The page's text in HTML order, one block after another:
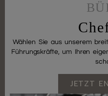
Wählen Sie aus unserem
Führungskräfte, um Ihren
JETZT